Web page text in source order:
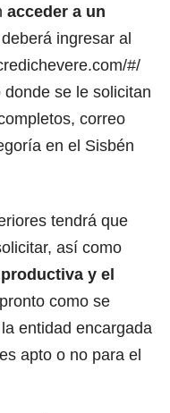
acceder a un
deberá ingresar al
#/
se le solicitan
correo
en el Sisbén
tendrá que
así como
y el
como se
entidad encargada
apto o no para el